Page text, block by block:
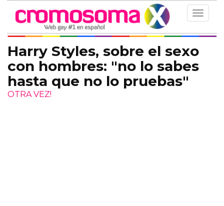
Toggle
Harry Styles, sobre el sexo
con hombres: "no lo sabes
hasta que no lo pruebas"
OTRA VEZ!